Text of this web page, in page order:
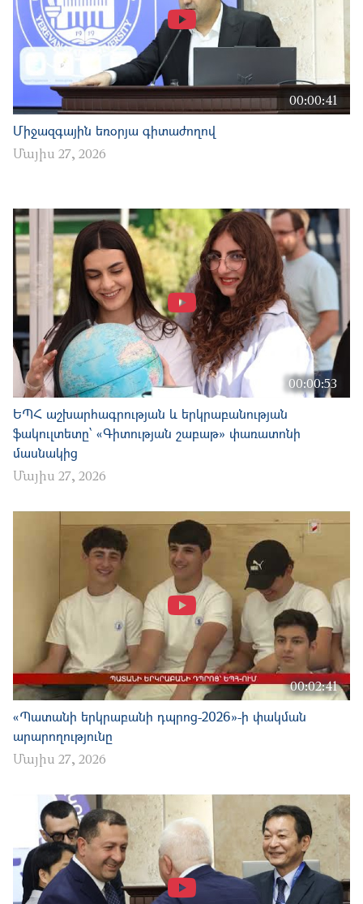
00:00:41
Միջազգային եռօրյա գիտաժողով
Մայիս 27, 2026
00:00:53
ԵՊՀ աշխարհագրության և երկրաբանության
ֆակուլտետը՝ «Գիտության շաբաթ» փառատոնի
մասնակից
Մայիս 27, 2026
00:02:41
«Պատանի երկրաբանի դպրոց-2026»-ի փակման
արարողությունը
Մայիս 27, 2026